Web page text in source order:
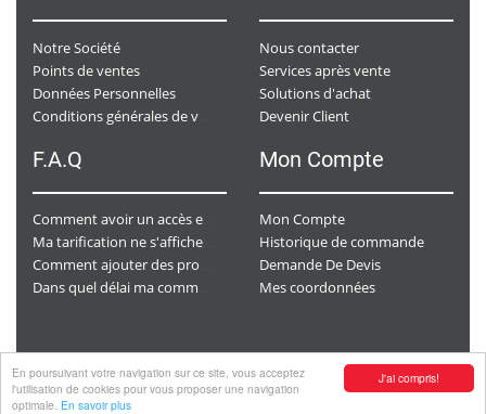
J'ai compris!
En poursuivant votre navigation sur ce site, vous acceptez
l'utilisation de cookies pour vous proposer une navigation
optimale. En savoir plus
Notre Société
Points de ventes
Données Personnelles
Nous contacter
Services après vente
Solutions d'achat
Devenir Client
F.A.Q Mon Compte
Mon Compte
Historique de commande
Demande De Devis
Mes coordonnées
Copyright© 2026 CHAURACI bySoft13.